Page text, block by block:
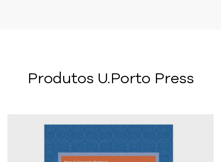
Produtos U.Porto Press